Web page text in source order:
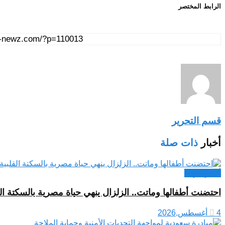
الرابط المختصر
قسم التحرير
أخبار ذات صلة
احتضنت أطفالها وماتت.. الزلزال ينهي حياة مصرية بالسكتة
4 أغسطس,2026